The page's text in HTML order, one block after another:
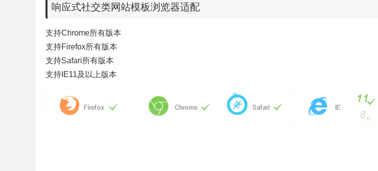
响应式社交类网站模板浏览器适配
支持Chrome所有版本
支持Firefox所有版本
支持Safari所有版本
支持IE11及以上版本